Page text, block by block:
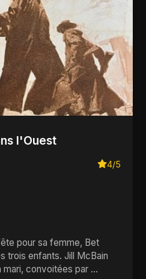
l'Ouest
4/5
pour sa femme, Bet
trois enfants. Jill McBain
convoitées par ...